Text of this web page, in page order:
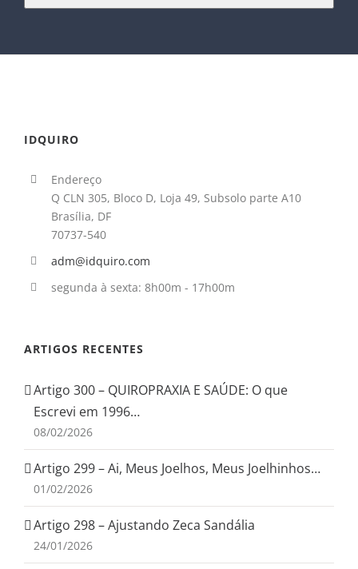
IDQUIRO
Endereço
Q CLN 305, Bloco D, Loja 49, Subsolo parte A10
Brasília, DF
70737-540
adm@idquiro.com
segunda à sexta: 8h00m - 17h00m
ARTIGOS RECENTES
Artigo 300 – QUIROPRAXIA E SAÚDE: O que
Escrevi em 1996…
08/02/2026
Artigo 299 – Ai, Meus Joelhos, Meus Joelhinhos…
01/02/2026
Artigo 298 – Ajustando Zeca Sandália
24/01/2026